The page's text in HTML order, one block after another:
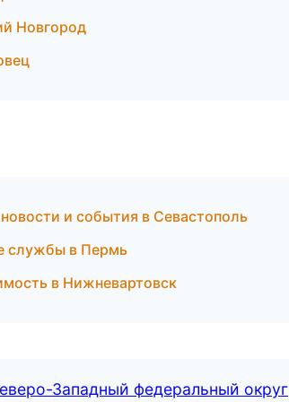
Новгород
и события в Севастополь
службы в Пермь
в Нижневартовск
Западный федеральный округ